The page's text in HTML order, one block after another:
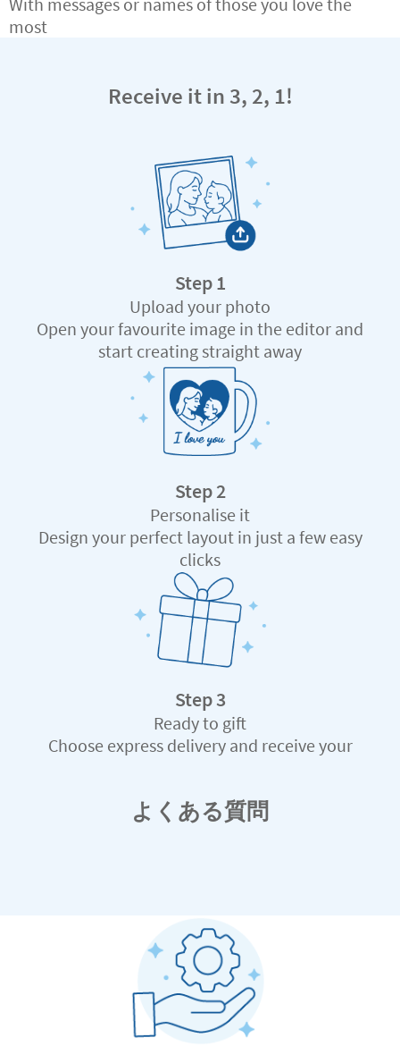
most
Receive it in 3, 2, 1!
Step 1
Upload your photo
Open your favourite image in the editor and
start creating straight away
Step 2
Personalise it
Design your perfect layout in just a few easy
clicks
Step 3
Ready to gift
Choose express delivery and receive your
よくある質問